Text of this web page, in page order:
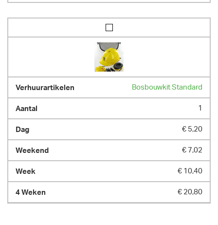
Bosbouwkit Standard
1
€ 5,20
€ 7,02
€ 10,40
€ 20,80